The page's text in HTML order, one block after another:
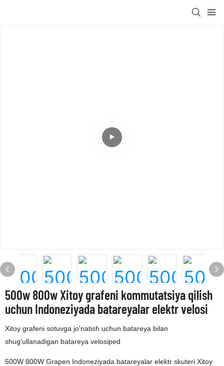
500w 800w Xitoy grafeni kommutatsiya qilish
uchun Indoneziyada batareyalar elektr velosi
Xitoy grafeni sotuvga jo'natish uchun batareya bilan
shug'ullanadigan batareya velosiped
500W 800W Grapen Indoneziyada batareyalar elektr skuteri Xitoy